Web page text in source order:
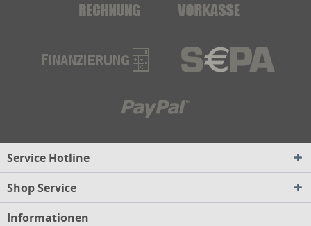
Service Hotline
Shop Service
Informationen